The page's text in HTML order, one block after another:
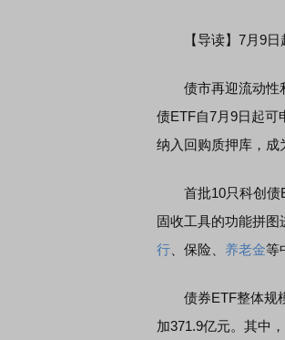
【导读】7月9日起
债市再迎流动性利
债ETF自7月9日起可
纳入回购质押库，成
首批10只科创债
固收工具的功能拼
行 、保险、 养老金等
债券ETF整体规模
加371.9亿元。其中